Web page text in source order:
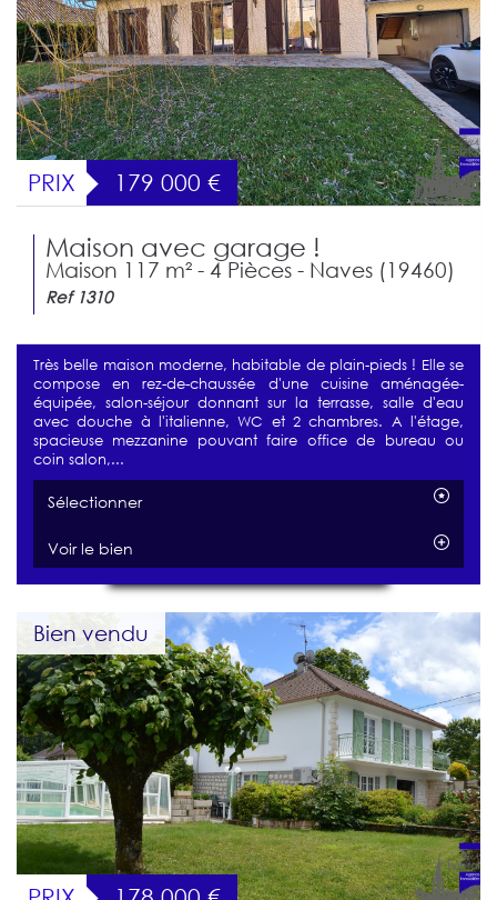
PRIX 179 000 €
Maison avec garage !
Maison 117 m² - 4 Pièces - Naves (19460)
Ref 1310
Très belle maison moderne, habitable de plain-pieds ! Elle se
compose en rez-de-chaussée d'une cuisine aménagée-
équipée, salon-séjour donnant sur la terrasse, salle d'eau
avec douche à l'italienne, WC et 2 chambres. A l'étage,
spacieuse mezzanine pouvant faire office de bureau ou
coin salon,...
Sélectionner
Voir le bien
Bien vendu